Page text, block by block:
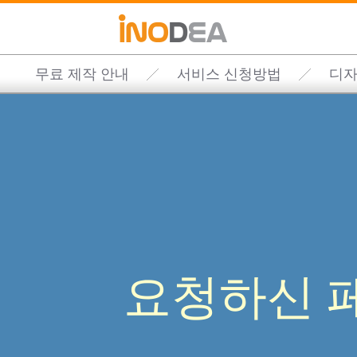
무료 제작 안내 서비스 신청방법 디
요청하신